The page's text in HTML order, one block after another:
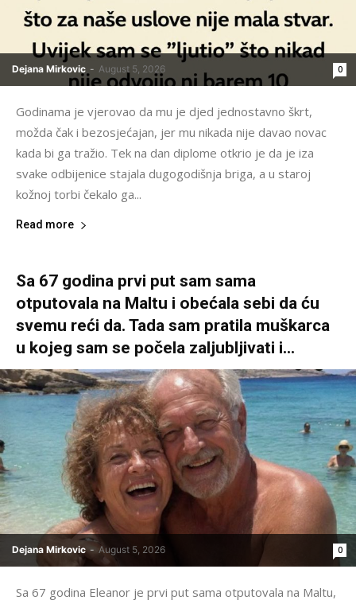
Dejana Mirkovic - August 5, 2026 0
Godinama je vjerovao da mu je djed jednostavno škrt,
možda čak i bezosjećajan, jer mu nikada nije davao novac
kada bi ga tražio. Tek na dan diplome otkrio je da je iza
svake odbijenice stajala dugogodišnja briga, a u staroj
kožnoj torbi čekalo ga...
Read more
Sa 67 godina prvi put sam sama
otputovala na Maltu i obećala sebi da ću
svemu reći da. Tada sam pratila muškarca
u kojeg sam se počela zaljubljivati i...
Dejana Mirkovic - August 5, 2026 0
Sa 67 godina Eleanor je prvi put sama otputovala na Maltu,